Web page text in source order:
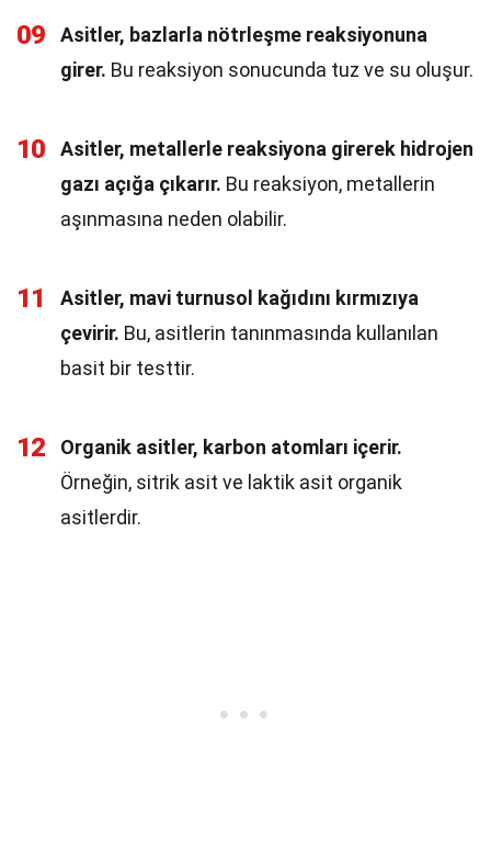
09
Asitler, bazlarla nötrleşme reaksiyonuna
girer. Bu reaksiyon sonucunda tuz ve su oluşur.
10
Asitler, metallerle reaksiyona girerek hidrojen
gazı açığa çıkarır. Bu reaksiyon, metallerin
aşınmasına neden olabilir.
11
Asitler, mavi turnusol kağıdını kırmızıya
çevirir. Bu, asitlerin tanınmasında kullanılan
basit bir testtir.
12
Organik asitler, karbon atomları içerir.
Örneğin, sitrik asit ve laktik asit organik
asitlerdir.